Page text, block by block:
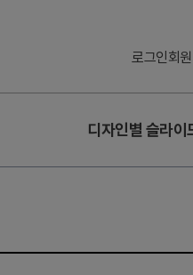
로그인회
디자인별 슬라이
비